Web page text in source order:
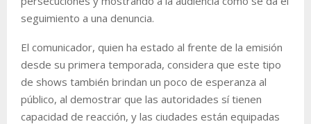
seguimiento a una denuncia.
El comunicador, quien ha estado al frente de la emisión
desde su primera temporada, considera que este tipo
de shows también brindan un poco de esperanza al
público, al demostrar que las autoridades sí tienen
capacidad de reacción, y las ciudades están equipadas